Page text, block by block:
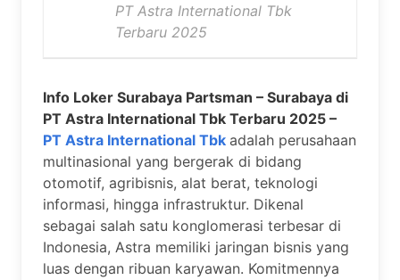
PT Astra International Tbk
Terbaru 2025
Info Loker Surabaya Partsman – Surabaya di
PT Astra International Tbk Terbaru 2025 –
PT Astra International Tbk adalah perusahaan
multinasional yang bergerak di bidang
otomotif, agribisnis, alat berat, teknologi
informasi, hingga infrastruktur. Dikenal
sebagai salah satu konglomerasi terbesar di
Indonesia, Astra memiliki jaringan bisnis yang
luas dengan ribuan karyawan. Komitmennya